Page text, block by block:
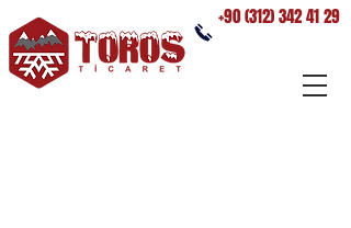
+90 (312) 342 41 29